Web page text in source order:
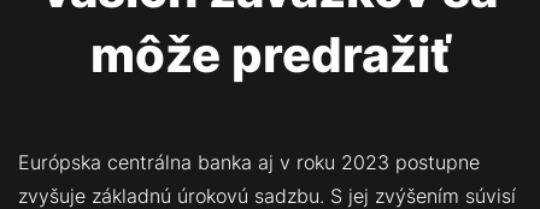
môže predražiť
Európska centrálna banka aj v roku 2023 postupne
zvyšuje základnú úrokovú sadzbu. S jej zvýšením súvisí